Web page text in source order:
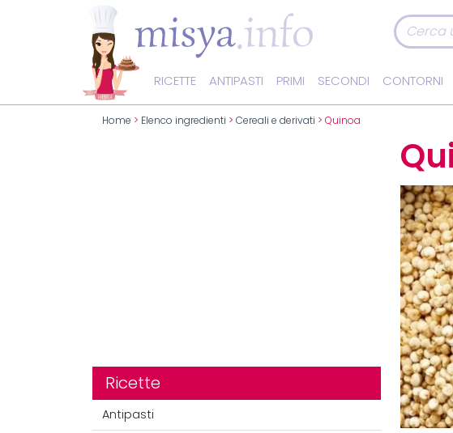
RICETTE ANTIPASTI PRIMI SECONDI CONTORNI
Home > Elenco ingredienti > Cereali e derivati > Quinoa
Ricette
Antipasti